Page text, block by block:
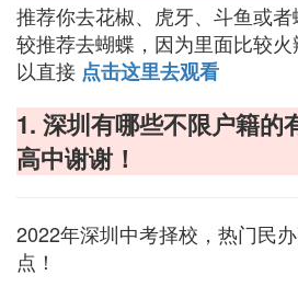
推荐你去花椒、虎牙、斗鱼或
较推荐去蝴蝶，因为里面比较
以直接 点击这里去观看
1. 深圳有哪些不限户籍的
高中谢谢！
2022年深圳中考择校，热门民
点！